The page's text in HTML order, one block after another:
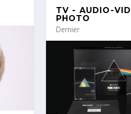
TV - AUDIO-
PHOTO
Dernier